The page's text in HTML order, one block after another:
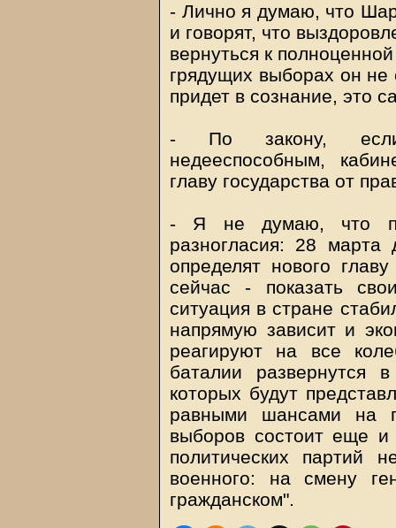
- Лично я думаю, что
и говорят, что
вернуться к
грядущих выборах он
придет в сознание, это
- По закону, если
недееспособным,
главу государства от
- Я не думаю, что по
разногласия: 28
определят нового
сейчас - показать
ситуация в стране
напрямую зависит и
реагируют на все
баталии развернутся
которых будут
равными шансами на
выборов состоит еще
политических партий
военного: на смену
гражданском".